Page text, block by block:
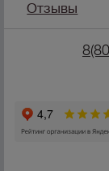
Отзывы